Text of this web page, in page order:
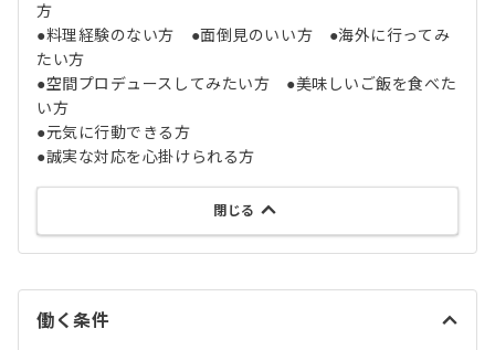
方
●料理経験のない方 ●面倒見のいい方 ●海外に行ってみ
たい方
●空間プロデュースしてみたい方 ●美味しいご飯を食べた
い方
●元気に行動できる方
●誠実な対応を心掛けられる方
閉じる
働く条件